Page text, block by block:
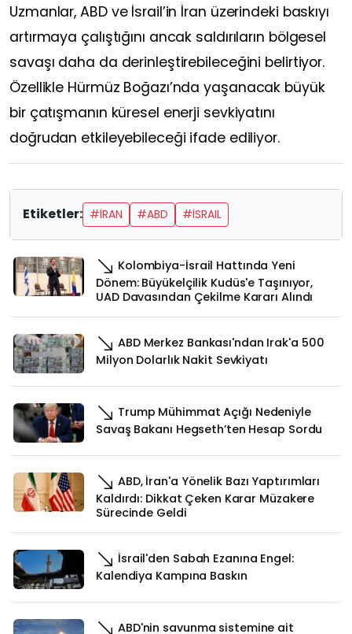
Uzmanlar, ABD ve İsrail’in İran üzerindeki baskıyı
artırmaya çalıştığını ancak saldırıların bölgesel
savaşı daha da derinleştirebileceğini belirtiyor.
Özellikle Hürmüz Boğazı’nda yaşanacak büyük
bir çatışmanın küresel enerji sevkiyatını
doğrudan etkileyebileceği ifade ediliyor.
Etiketler: #İRAN #ABD #İSRAIL
Kolombiya-İsrail Hattında Yeni
Dönem: Büyükelçilik Kudüs'e Taşınıyor,
UAD Davasından Çekilme Kararı Alındı
ABD Merkez Bankası'ndan Irak'a 500
Milyon Dolarlık Nakit Sevkiyatı
Trump Mühimmat Açığı Nedeniyle
Savaş Bakanı Hegseth’ten Hesap Sordu
ABD, İran'a Yönelik Bazı Yaptırımları
Kaldırdı: Dikkat Çeken Karar Müzakere
Sürecinde Geldi
İsrail'den Sabah Ezanına Engel:
Kalendiya Kampına Baskın
ABD'nin savunma sistemine ait